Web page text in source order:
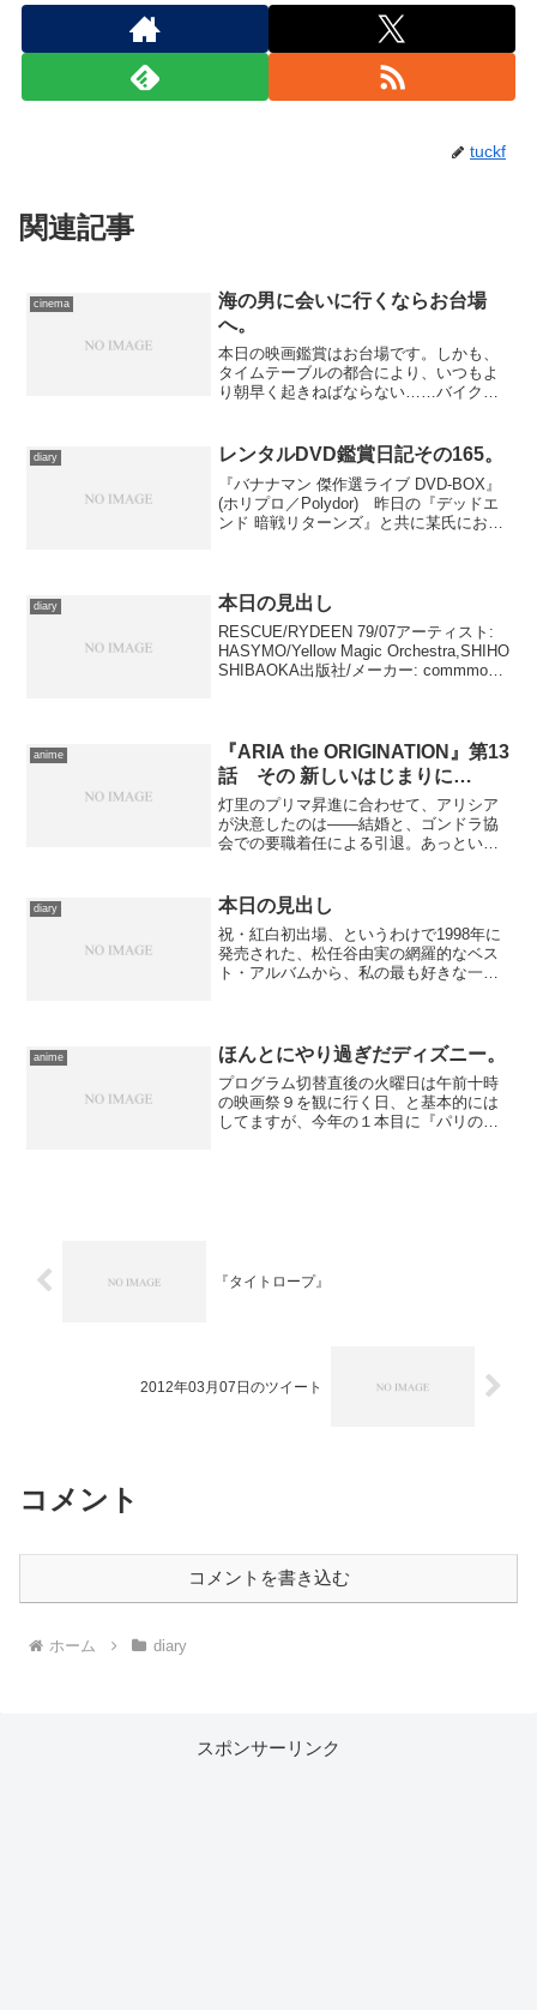
tuckf
関連記事
cinema
海の男に会いに行くならお台場
へ。
本日の映画鑑賞はお台場です。しかも、
タイムテーブルの都合により、いつもよ
り朝早く起きねばならない……バイク移
どーしてもそうなってしまう。案の定、
渋滞というほどではないで...
diary レンタルDVD鑑賞日記その165。
『バナナマン 傑作選ライブ DVD-BOX』
(ホリプロ／Polydor) 昨日の『デッドエ
ンド 暗戦リターンズ』と共に某氏にお借
diary 本日の見出し
RESCUE/RYDEEN 79/07アーティスト:
HASYMO/Yellow Magic Orchestra,SHIHO
SHIBAOKA出版社/メーカー: commmons
anime
『ARIA the ORIGINATION』第13
話 その 新しいはじまりに…
灯里のプリマ昇進に合わせて、アリシア
が決意したのは――結婚と、ゴンドラ協
会での要職着任による引退。あっという
話が鳴り響き、そして間もなくひとりで
会社を切り盛りすることに...
diary 本日の見出し
祝・紅白初出場、というわけで1998年に
発売された、松任谷由実の網羅的なベス
ト・アルバムから、私の最も好きな一曲
ているような印象があ...
anime ほんとにやり過ぎだディズニー。
プログラム切替直後の火曜日は午前十時
の映画祭９を観に行く日、と基本的には
してますが、今年の１本目に『パリの恋
『タイトロープ』
2012年03月07日のツイート
コメント
コメントを書き込む
ホーム diary
スポンサーリンク